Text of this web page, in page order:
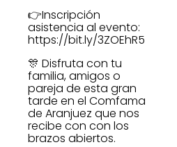
👉Inscripción
asistencia al evento:
https://bit.ly/3ZOEhR5
🎊 Disfruta con tu
familia, amigos o
pareja de esta gran
tarde en el Comfama
de Aranjuez que nos
recibe con con los
brazos abiertos.